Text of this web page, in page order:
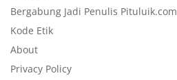
Bergabung Jadi Penulis Pituluik.com
Kode Etik
About
Privacy Policy